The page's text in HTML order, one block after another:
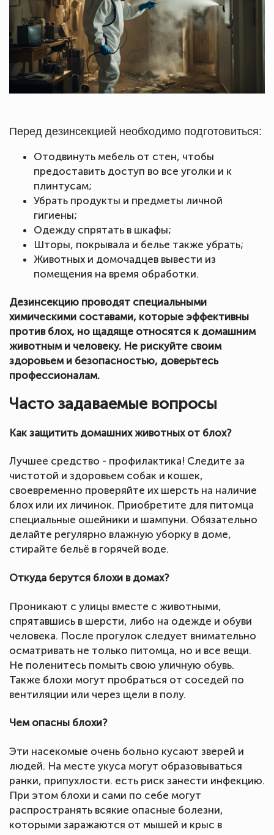
Перед дезинсекцией необходимо подготовиться:
Отодвинуть мебель от стен, чтобы
предоставить доступ во все уголки и к
плинтусам;
Убрать продукты и предметы личной
гигиены;
Одежду спрятать в шкафы;
Шторы, покрывала и белье также убрать;
Животных и домочадцев вывести из
помещения на время обработки.
Дезинсекцию проводят специальными
химическими составами, которые эффективны
против блох, но щадяще относятся к домашним
животным и человеку. Не рискуйте своим
здоровьем и безопасностью, доверьтесь
профессионалам.
Часто задаваемые вопросы
Как защитить домашних животных от блох?
Лучшее средство - профилактика! Следите за
чистотой и здоровьем собак и кошек,
своевременно проверяйте их шерсть на наличие
блох или их личинок. Приобретите для питомца
специальные ошейники и шампуни. Обязательно
делайте регулярно влажную уборку в доме,
стирайте бельё в горячей воде.
Откуда берутся блохи в домах?
Проникают с улицы вместе с животными,
спрятавшись в шерсти, либо на одежде и обуви
человека. После прогулок следует внимательно
осматривать не только питомца, но и все вещи.
Не поленитесь помыть свою уличную обувь.
Также блохи могут пробраться от соседей по
вентиляции или через щели в полу.
Чем опасны блохи?
Эти насекомые очень больно кусают зверей и
людей. На месте укуса могут образовываться
ранки, припухлости. есть риск занести инфекцию.
При этом блохи и сами по себе могут
распространять всякие опасные болезни,
которыми заражаются от мышей и крыс в